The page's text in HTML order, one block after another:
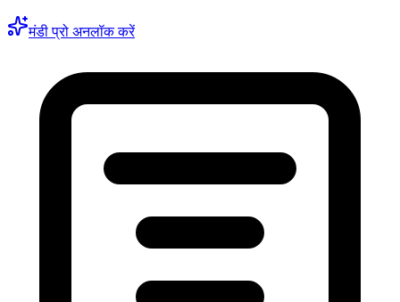
मंडी प्रो अनलॉक करें